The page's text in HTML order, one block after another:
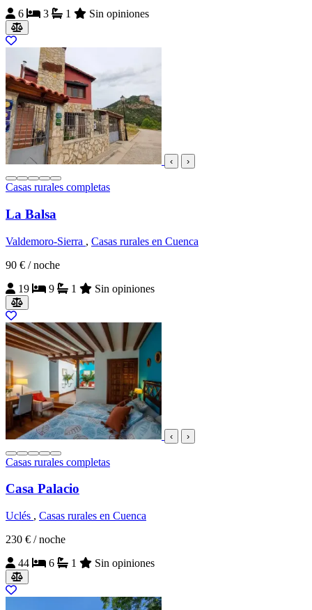
6
3 1 Sin opiniones
‹ ›
Casas rurales completas
La Balsa
Valdemoro-Sierra , Casas rurales en Cuenca
90 € / noche
19
9 1 Sin opiniones
‹ ›
Casas rurales completas
Casa Palacio
Uclés , Casas rurales en Cuenca
230 € / noche
44
6 1 Sin opiniones